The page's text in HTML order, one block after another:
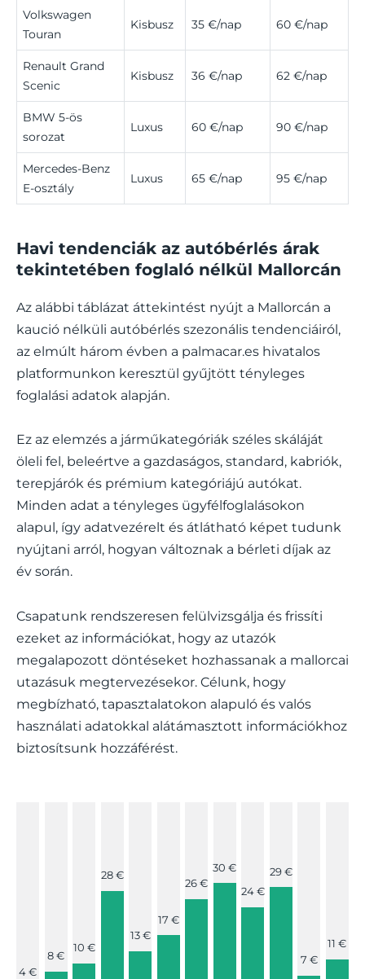
Volkswagen
Touran
Kisbusz 35 €/nap 60 €/nap
Renault Grand
Scenic
Kisbusz 36 €/nap 62 €/nap
BMW 5-ös
sorozat
Luxus 60 €/nap 90 €/nap
Mercedes-Benz
E-osztály
Luxus 65 €/nap 95 €/nap
Havi tendenciák az autóbérlés árak
tekintetében foglaló nélkül Mallorcán
Az alábbi táblázat áttekintést nyújt a Mallorcán a
kaució nélküli autóbérlés szezonális tendenciáiról,
az elmúlt három évben a palmacar.es hivatalos
platformunkon keresztül gyűjtött tényleges
foglalási adatok alapján.
Ez az elemzés a járműkategóriák széles skáláját
öleli fel, beleértve a gazdaságos, standard, kabriók,
terepjárók és prémium kategóriájú autókat.
Minden adat a tényleges ügyfélfoglalásokon
alapul, így adatvezérelt és átlátható képet tudunk
nyújtani arról, hogyan változnak a bérleti díjak az
év során.
Csapatunk rendszeresen felülvizsgálja és frissíti
ezeket az információkat, hogy az utazók
megalapozott döntéseket hozhassanak a mallorcai
utazásuk megtervezésekor. Célunk, hogy
megbízható, tapasztalatokon alapuló és valós
használati adatokkal alátámasztott információkhoz
biztosítsunk hozzáférést.
4 €
8 €
10 €
28 €
13 €
17 €
26 €
30 €
24 €
29 €
7 €
11 €